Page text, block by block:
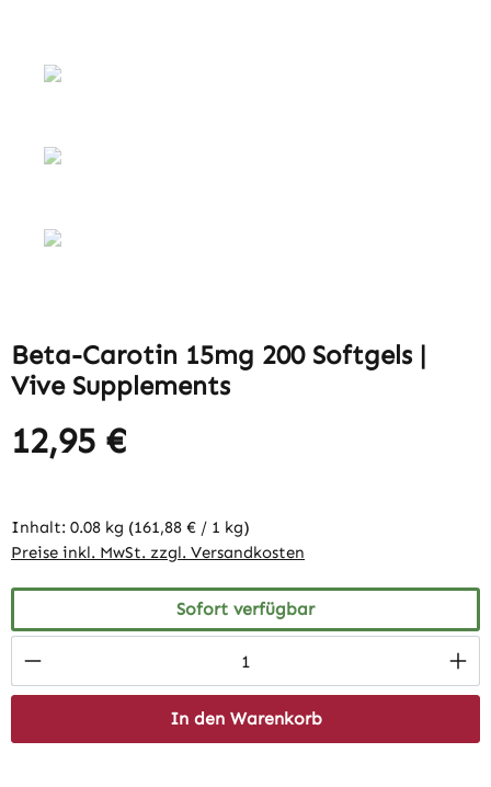
Beta-Carotin 15mg 200 Softgels |
Vive Supplements
12,95 €
Inhalt: 0.08 kg (161,88 € / 1 kg)
Preise inkl. MwSt. zzgl. Versandkosten
Sofort verfügbar
Produkt Anzahl: Gib den gewünschten
In den Warenkorb